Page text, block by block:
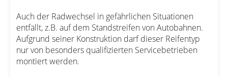
Auch der Radwechsel in gefährlichen Situationen
entfällt, z.B. auf dem Standstreifen von Autobahnen.
Aufgrund seiner Konstruktion darf dieser Reifentyp
nur von besonders qualifizierten Servicebetrieben
montiert werden.